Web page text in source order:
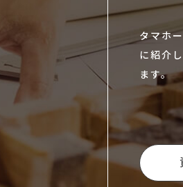
タマホ
に紹介
ます。